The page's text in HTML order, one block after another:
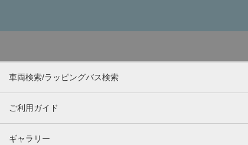
車両検索/ラッピングバス検索
ご利用ガイド
ギャラリー